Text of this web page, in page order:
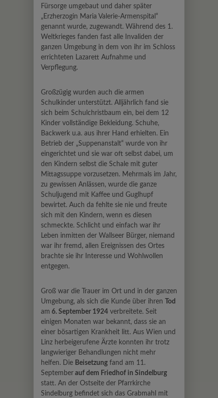
Fürsorge umgebaut und daher später
„Erzherzogin Maria Valerie-Armenspital“
genannt wurde, zugewandt. Während des 1.
Weltkrieges fanden fast alle Invaliden der
ganzen Umgebung in dem von ihr im Schloss
errichteten Lazarett Aufnahme und
Verpflegung.
Großzügig wurden auch die armen
Schulkinder unterstützt. Alljährlich fand sie
sich beim Schulchristbaum ein, bei dem 12
Kinder vollständige Bekleidung. Schuhe,
Backwerk u.a. aus ihrer Hand erhielten. Ein
Betrieb der „Suppenanstalt“ wurde von ihr
eingerichtet und sie war oft selbst dabei, um
den Kindern selbst die Schale mit guter
Mittagssuppe vorzusetzen. Mehrmals im Jahr,
zu gewissen Anlässen, wurde die ganze
Schuljugend mit Kaffee und Guglhupf
bewirtet. Auch da fehlte sie nie und freute
sich mit den Kindern, wenn es diesen
schmeckte. Schlicht und einfach war ihr
Leben inmitten der Wallseer Bürger, niemand
war ihr fremd, allen Ereignissen des Ortes
brachte sie ihr Interesse und Wohlwollen
entgegen.
Groß war die Trauer im Ort und in der ganzen
Umgebung, als sich die Kunde über ihren
Tod
am 6. September 1924 verbreitete. Seit
einigen Monaten war bekannt, dass sie an
einer bösartigen Krankheit litt. Aus Wien und
Linz herbeigerufene Ärzte konnten ihr trotz
langwieriger Behandlungen nicht mehr
helfen. Die Beisetzung fand am 11.
September auf dem Friedhof in Sindelburg
statt. An der Ostseite der Pfarrkirche
Sindelburg befindet sich das Grabmahl mit